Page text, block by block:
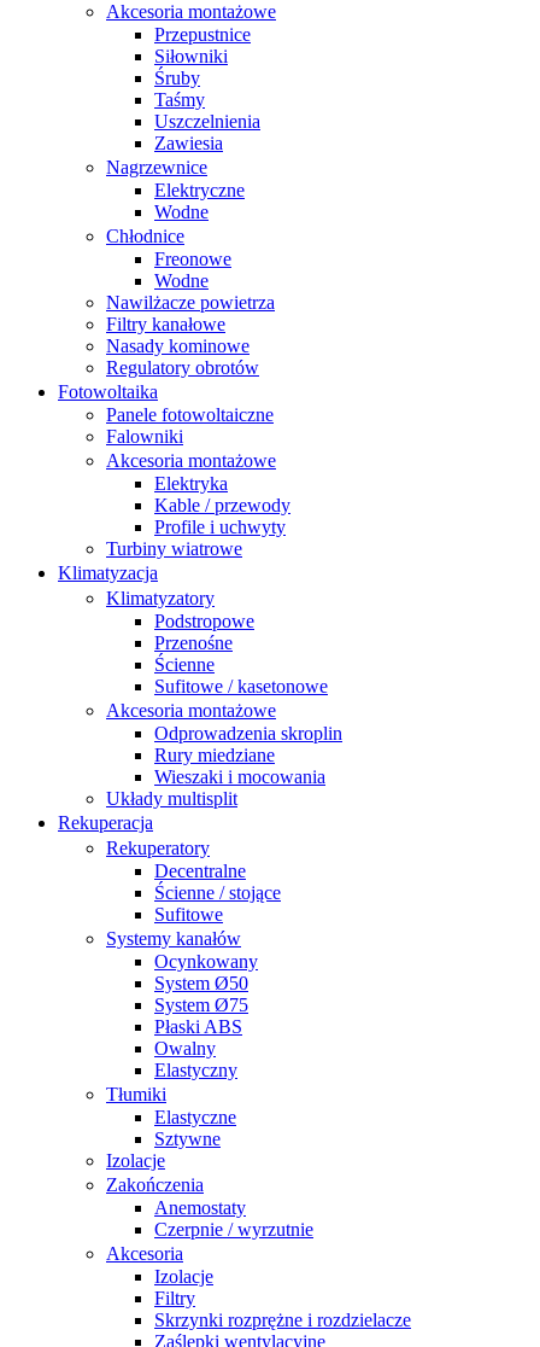
Akcesoria montażowe
Przepustnice
Siłowniki
Śruby
Taśmy
Uszczelnienia
Zawiesia
Nagrzewnice
Elektryczne
Wodne
Chłodnice
Freonowe
Wodne
Nawilżacze powietrza
Filtry kanałowe
Nasady kominowe
Regulatory obrotów
Fotowoltaika
Panele fotowoltaiczne
Falowniki
Akcesoria montażowe
Elektryka
Kable / przewody
Profile i uchwyty
Turbiny wiatrowe
Klimatyzacja
Klimatyzatory
Podstropowe
Przenośne
Ścienne
Sufitowe / kasetonowe
Akcesoria montażowe
Odprowadzenia skroplin
Rury miedziane
Wieszaki i mocowania
Układy multisplit
Rekuperacja
Rekuperatory
Decentralne
Ścienne / stojące
Sufitowe
Systemy kanałów
Ocynkowany
System Ø50
System Ø75
Płaski ABS
Owalny
Elastyczny
Tłumiki
Elastyczne
Sztywne
Izolacje
Zakończenia
Anemostaty
Czerpnie / wyrzutnie
Akcesoria
Izolacje
Filtry
Skrzynki rozprężne i rozdzielacze
Zaślepki wentylacyjne